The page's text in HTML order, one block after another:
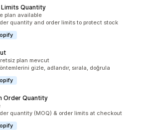
Quantity
plan available
quantity and order limits to protect stock
plan mevcut
gizle, adlandır, sırala, doğrula
Order Quantity
quantity (MOQ) & order limits at checkout